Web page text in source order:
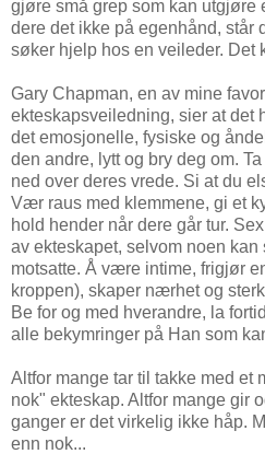
gjøre små grep som kan utgjøre
dere det ikke på egenhånd, står
søker hjelp hos en veileder. Det
Gary Chapman, en av mine
ekteskapsveiledning, sier at det
det emosjonelle, fysiske og
den andre, lytt og bry deg om.
ned over deres vrede. Si at du
Vær raus med klemmene, gi et
hold hender når dere går tur.
av ekteskapet, selvom noen kan
motsatte. Å være intime, frigjør
kroppen), skaper nærhet og
Be for og med hverandre, la
alle bekymringer på Han som
Altfor mange tar til takke med et
nok" ekteskap. Altfor mange gir
ganger er det virkelig ikke håp.
enn nok...